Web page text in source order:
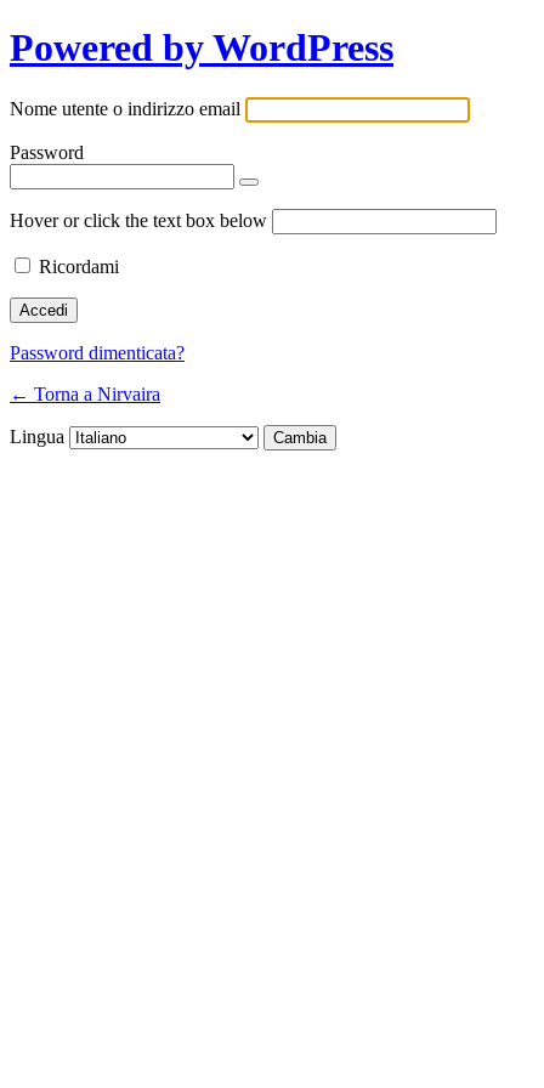
Powered by WordPress
Nome utente o indirizzo email
Password
Hover or click the text box below
Ricordami
Password dimenticata?
← Torna a Nirvaira
Lingua